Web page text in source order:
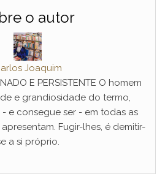
o autor
Joaquim
E PERSISTENTE O homem
e grandiosidade do termo,
e consegue ser - em todas as
Fugir-lhes, é demitir-
a si próprio.